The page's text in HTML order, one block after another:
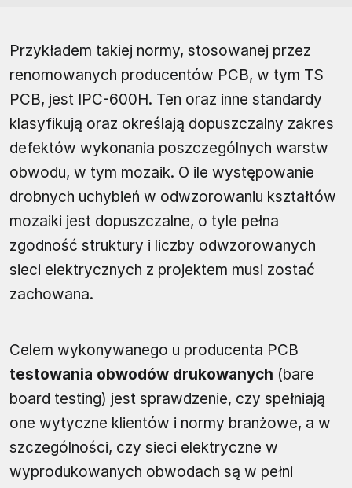
Przykładem takiej normy, stosowanej przez
renomowanych producentów PCB, w tym TS
PCB, jest IPC-600H. Ten oraz inne standardy
klasyfikują oraz określają dopuszczalny zakres
defektów wykonania poszczególnych warstw
obwodu, w tym mozaik. O ile występowanie
drobnych uchybień w odwzorowaniu kształtów
mozaiki jest dopuszczalne, o tyle pełna
zgodność struktury i liczby odwzorowanych
sieci elektrycznych z projektem musi zostać
zachowana.
Celem wykonywanego u producenta PCB
testowania obwodów drukowanych (bare
board testing) jest sprawdzenie, czy spełniają
one wytyczne klientów i normy branżowe, a w
szczególności, czy sieci elektryczne w
wyprodukowanych obwodach są w pełni